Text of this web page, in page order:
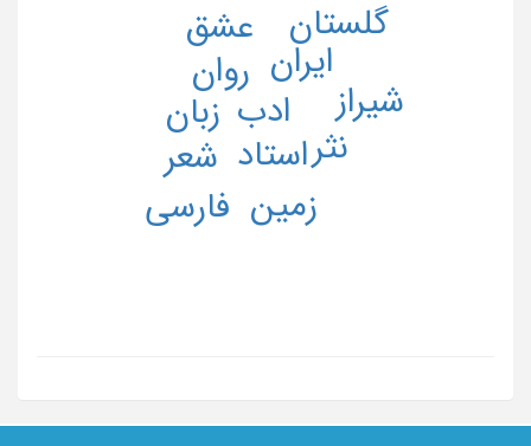
ادب
استاد
ایران روان
زبان
زمین
شعر
شیراز
عشق
فارسی
گلستان
نثر